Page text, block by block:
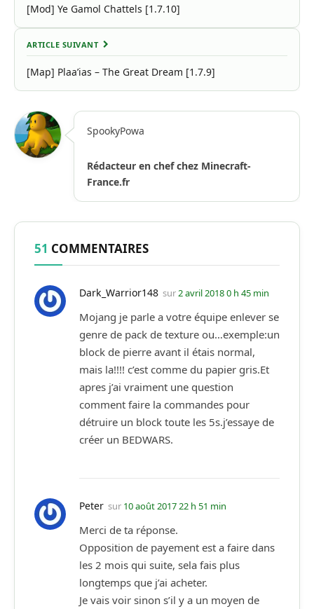
[Mod] Ye Gamol Chattels [1.7.10]
ARTICLE SUIVANT
[Map] Plaa’ias – The Great Dream [1.7.9]
SpookyPowa
Rédacteur en chef chez Minecraft-
France.fr
51 COMMENTAIRES
Dark_Warrior148 sur2 avril 2018 0 h 45 min
Mojang je parle a votre équipe enlever se
genre de pack de texture ou…exemple:un
block de pierre avant il étais normal,
mais la!!!! c’est comme du papier gris.Et
apres j’ai vraiment une question
comment faire la commandes pour
détruire un block toute les 5s.j’essaye de
créer un BEDWARS.
Peter sur 10 août 2017 22 h 51 min
Merci de ta réponse.
Opposition de payement est a faire dans
les 2 mois qui suite, sela fais plus
longtemps que j’ai acheter.
Je vais voir sinon s’il y a un moyen de